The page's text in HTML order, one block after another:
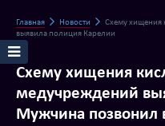
Главная Новости
Схему хищения
выявила полиция Карелии
Схему хищения
медучреждений
Мужчина позвонил